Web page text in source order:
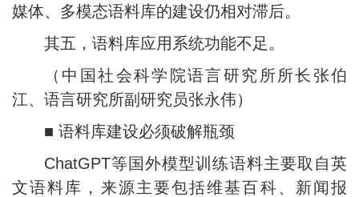
媒体、多模态语料库的建设仍相对滞后。
其五，语料库应用系统功能不足。
（中国社会科学院语言研究所所长张伯
江、语言研究所副研究员张永伟）
■ 语料库建设必须破解瓶颈
ChatGPT等国外模型训练语料主要取自英
文语料库，来源主要包括维基百科、新闻报